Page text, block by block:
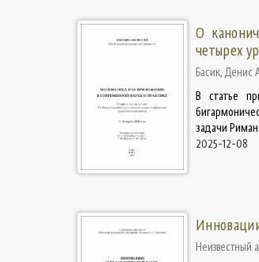
О
четырех
Басик, Денис
В статье
задачи
2025-12-08
Неизвестный